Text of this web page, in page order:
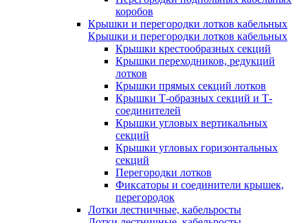
коробов
Крышки и перегородки лотков кабельных
Крышки и перегородки лотков кабельных
Крышки крестообразных секций
Крышки переходников, редукций
лотков
Крышки прямых секций лотков
Крышки Т-образных секций и Т-
соединителей
Крышки угловых вертикальных
секций
Крышки угловых горизонтальных
секций
Перегородки лотков
Фиксаторы и соединители крышек,
перегородок
Лотки лестничные, кабельросты